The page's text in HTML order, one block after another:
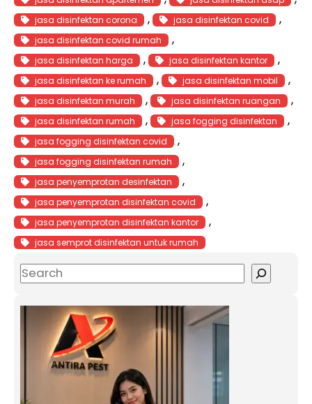
jasa disinfektan corona , jasa disinfektan covid ,
jasa disinfektan covid rumah ,
jasa disinfektan harga , jasa disinfektan kantor ,
jasa disinfektan ke rumah , jasa disinfektan mobil ,
jasa disinfektan murah , jasa disinfektan ruangan ,
jasa disinfektan rumah , jasa fogging disinfektan ,
jasa fogging disinfektan covid ,
jasa fogging disinfektan rumah ,
jasa penyemprotan desinfektan ,
jasa penyemprotan disinfektan covid ,
jasa penyemprotan disinfektan kantor ,
jasa semprot disinfektan untuk rumah